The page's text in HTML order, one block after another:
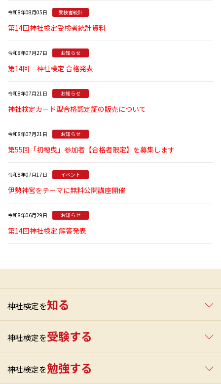
令和8年08月05日 受検者統計
第14回神社検定受検者統計資料
令和8年07月27日 お知らせ
第14回 神社検定 合格発表
令和8年07月21日 お知らせ
神社検定カード型合格認定証の販売について
令和8年07月21日 お知らせ
第55回「初穂曳」参加者【合格者限定】を募集します
令和8年07月17日 イベント
伊勢神宮をテーマに無料公開講座開催
令和8年06月29日 お知らせ
第14回神社検定 解答発表
神社検定を知る
神社検定を受験する
神社検定を勉強する